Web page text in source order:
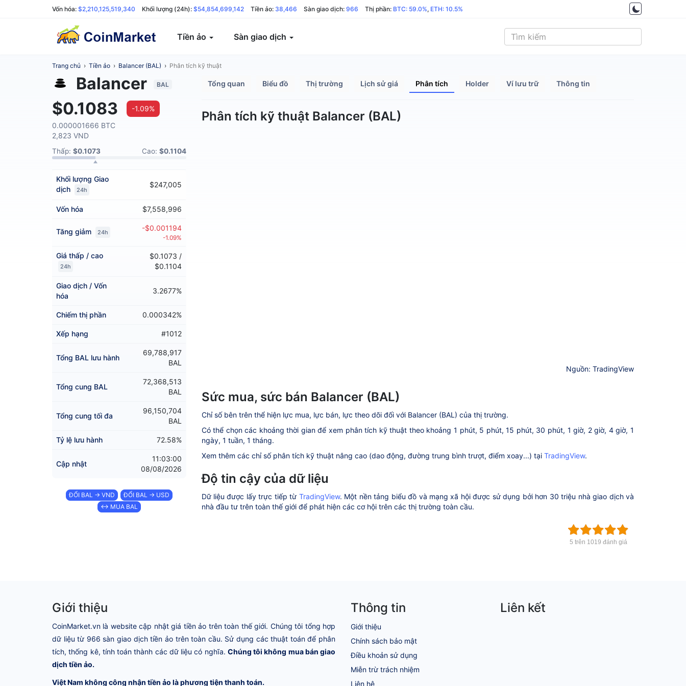
Vốn hóa: $2,210,125,519,340 Khối lượng (24h): $54,854,699,142 Tiền ảo: 38,466 Sàn giao dịch: 966 Thị phần: BTC: 59.0%, ETH: 10.5%
Tiền ảo Sàn giao dịch
Trang chủ › Tiền ảo › Balancer (BAL) › Phân tích kỹ thuật
Balancer BAL
$0.1083
-1.09%
0.000001666 BTC
2,823 VND
Thấp: $0.1073 Cao: $0.1104
Khối lượng Giao
dịch
24h
$247,005
Vốn hóa $7,558,996
Tăng giảm 24h -$0.001194
-1.09%
Giá thấp / cao
24h
$0.1073 /
$0.1104
Giao dịch / Vốn
hóa
3.2677%
Chiếm thị phần 0.000342%
Xếp hạng #1012
Tổng BAL lưu hành
69,788,917
BAL
Tổng cung BAL
72,368,513
BAL
Tổng cung tối đa
96,150,704
BAL
Tỷ lệ lưu hành 72.58%
Cập nhật
11:03:00
08/08/2026
ĐỔI BAL → VND
ĐỔI BAL → USD
↔ MUA BAL
Tổng quan Biểu đồ Thị trường Lịch sử giá Phân tích Holder Ví lưu trữ Thông tin
Phân tích kỹ thuật Balancer (BAL)
Nguồn: TradingView
Sức mua, sức bán Balancer (BAL)
Chỉ số bên trên thể hiện lực mua, lực bán, lực theo dõi đối với Balancer (BAL) của thị trường.
Có thể chọn các khoảng thời gian để xem phân tích kỹ thuật theo khoảng 1 phút, 5 phút, 15 phút, 30 phút, 1 giờ, 2 giờ, 4 giờ, 1
ngày, 1 tuần, 1 tháng.
Xem thêm các chỉ số phân tích kỹ thuật nâng cao (dao động, đường trung bình trượt, điểm xoay...) tại TradingView.
Độ tin cậy của dữ liệu
Dữ liệu được lấy trực tiếp từ TradingView. Một nền tảng biểu đồ và mạng xã hội được sử dụng bởi hơn 30 triệu nhà giao dịch và
nhà đầu tư trên toàn thế giới để phát hiện các cơ hội trên các thị trường toàn cầu.
5 trên 1019 đánh giá
Giới thiệu
CoinMarket.vn là website cập nhật giá tiền ảo trên toàn thế giới. Chúng tôi tổng hợp
dữ liệu từ 966 sàn giao dịch tiền ảo trên toàn cầu. Sử dụng các thuật toán để phân
tích, thống kê, tính toán thành các dữ liệu có nghĩa. Chúng tôi không mua bán giao
dịch tiền ảo.
Việt Nam không công nhận tiền ảo là phương tiện thanh toán.
Thông tin
Giới thiệu
Chính sách bảo mật
Điều khoản sử dụng
Miễn trừ trách nhiệm
Liên hệ
Liên kết